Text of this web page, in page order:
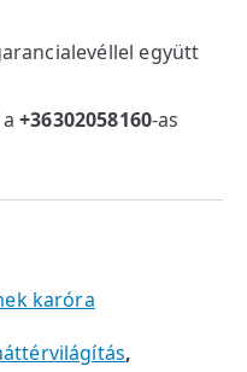
együtt
a+36302058160-as
karóra
,